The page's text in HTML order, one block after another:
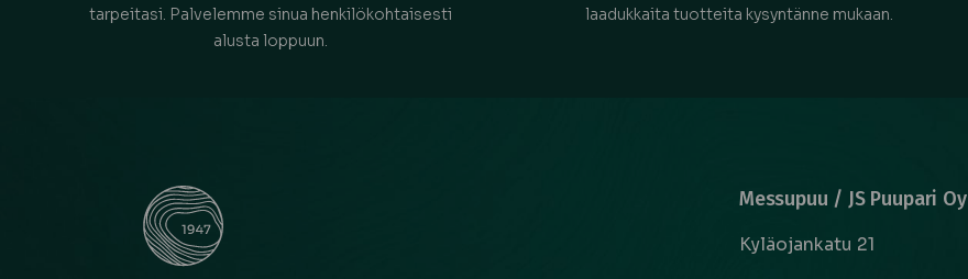
tarpeitasi. Palvelemme sinua henkilökohtaisesti
alusta loppuun.
laadukkaita tuotteita kysyntänne mukaan.
Messupuu / JS Puupari Oy
Kyläojankatu 21